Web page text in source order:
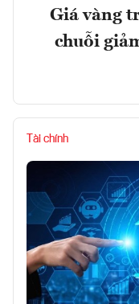
Giá vàng
chuỗi
Tài chính